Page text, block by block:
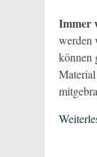
Immer
werden
können